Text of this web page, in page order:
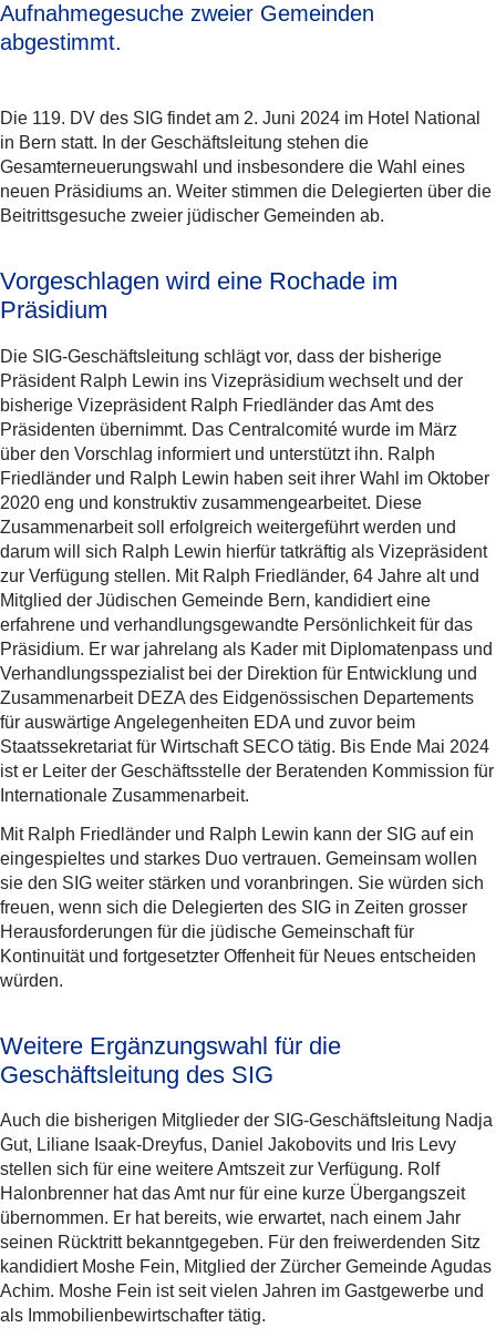
Aufnahmegesuche zweier Gemeinden
abgestimmt.
Die 119. DV des SIG findet am 2. Juni 2024 im Hotel National
in Bern statt. In der Geschäftsleitung stehen die
Gesamterneuerungswahl und insbesondere die Wahl eines
neuen Präsidiums an. Weiter stimmen die Delegierten über die
Beitrittsgesuche zweier jüdischer Gemeinden ab.
Vorgeschlagen wird eine Rochade im
Präsidium
Die SIG-Geschäftsleitung schlägt vor, dass der bisherige
Präsident Ralph Lewin ins Vizepräsidium wechselt und der
bisherige Vizepräsident Ralph Friedländer das Amt des
Präsidenten übernimmt. Das Centralcomité wurde im März
über den Vorschlag informiert und unterstützt ihn. Ralph
Friedländer und Ralph Lewin haben seit ihrer Wahl im Oktober
2020 eng und konstruktiv zusammengearbeitet. Diese
Zusammenarbeit soll erfolgreich weitergeführt werden und
darum will sich Ralph Lewin hierfür tatkräftig als Vizepräsident
zur Verfügung stellen. Mit Ralph Friedländer, 64 Jahre alt und
Mitglied der Jüdischen Gemeinde Bern, kandidiert eine
erfahrene und verhandlungsgewandte Persönlichkeit für das
Präsidium. Er war jahrelang als Kader mit Diplomatenpass und
Verhandlungsspezialist bei der Direktion für Entwicklung und
Zusammenarbeit DEZA des Eidgenössischen Departements
für auswärtige Angelegenheiten EDA und zuvor beim
Staatssekretariat für Wirtschaft SECO tätig. Bis Ende Mai 2024
ist er Leiter der Geschäftsstelle der Beratenden Kommission für
Internationale Zusammenarbeit.
Mit Ralph Friedländer und Ralph Lewin kann der SIG auf ein
eingespieltes und starkes Duo vertrauen. Gemeinsam wollen
sie den SIG weiter stärken und voranbringen. Sie würden sich
freuen, wenn sich die Delegierten des SIG in Zeiten grosser
Herausforderungen für die jüdische Gemeinschaft für
Kontinuität und fortgesetzter Offenheit für Neues entscheiden
würden.
Weitere Ergänzungswahl für die
Geschäftsleitung des SIG
Auch die bisherigen Mitglieder der SIG-Geschäftsleitung Nadja
Gut, Liliane Isaak-Dreyfus, Daniel Jakobovits und Iris Levy
stellen sich für eine weitere Amtszeit zur Verfügung. Rolf
Halonbrenner hat das Amt nur für eine kurze Übergangszeit
übernommen. Er hat bereits, wie erwartet, nach einem Jahr
seinen Rücktritt bekanntgegeben. Für den freiwerdenden Sitz
kandidiert Moshe Fein, Mitglied der Zürcher Gemeinde Agudas
Achim. Moshe Fein ist seit vielen Jahren im Gastgewerbe und
als Immobilienbewirtschafter tätig.